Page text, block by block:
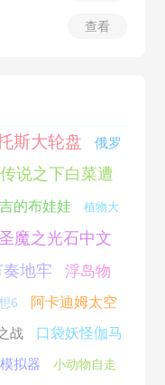
查看
斯大轮盘 俄罗
传说之下白菜遭
的布娃娃 植物大
魔之光石中文
奏地牢
浮岛物
6
阿卡迪姆太空
战
口袋妖怪伽马
拟器 小动物自走